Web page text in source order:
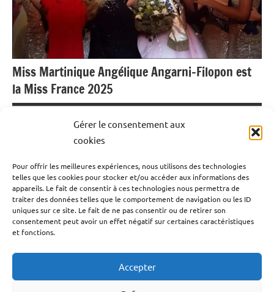
Gérer le consentement aux
cookies
Pour offrir les meilleures expériences, nous utilisons des technologies
telles que les cookies pour stocker et/ou accéder aux informations des
appareils. Le fait de consentir à ces technologies nous permettra de
traiter des données telles que le comportement de navigation ou les ID
uniques sur ce site. Le fait de ne pas consentir ou de retirer son
consentement peut avoir un effet négatif sur certaines caractéristiques
et fonctions.
Accepter
Miss Martinique Angélique Angarni-Filopon est
la Miss France 2025
14 décembre 2024 Emrick Leandre
devenir Miss Martinique, elle vivra désormais un vraie
conte de fée. Angélique Angarni-Filopon a été sacrée
Miss France 2025. Un couronnement qui pourrait calmer
les tensions sur l’île Française perturbée par une grave
crise sociale depuis le mois de septembre 2024.